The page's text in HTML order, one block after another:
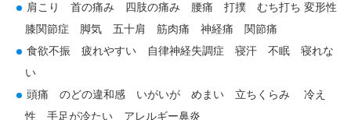
肩こり 首の痛み 四肢の痛み 腰痛 打撲 むち打ち 変形性
膝関節症 脚気 五十肩 筋肉痛 神経痛 関節痛
食欲不振 疲れやすい 自律神経失調症 寝汗 不眠 寝れな
い
頭痛 のどの違和感 いがいが めまい 立ちくらみ 冷え
性 手足が冷たい アレルギー鼻炎